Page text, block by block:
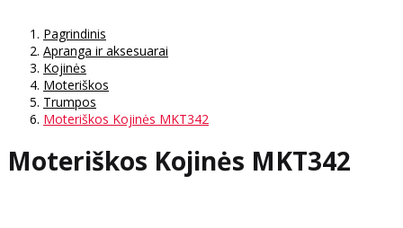
Pagrindinis
Apranga ir aksesuarai
Kojinės
Moteriškos
Trumpos
Moteriškos Kojinės MKT342
Moteriškos Kojinės MKT342